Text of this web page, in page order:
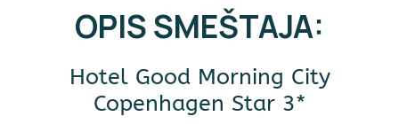
OPIS SMEŠTAJA:
Hotel Good Morning City
Copenhagen Star 3*